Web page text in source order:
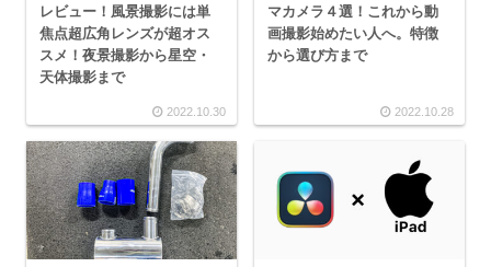
レビュー！風景撮影には単
焦点超広角レンズが超オス
スメ！夜景撮影から星空・
天体撮影まで
2022.10.30
マカメラ４選！これから動
画撮影始めたい人へ。特徴
から選び方まで
2022.10.28